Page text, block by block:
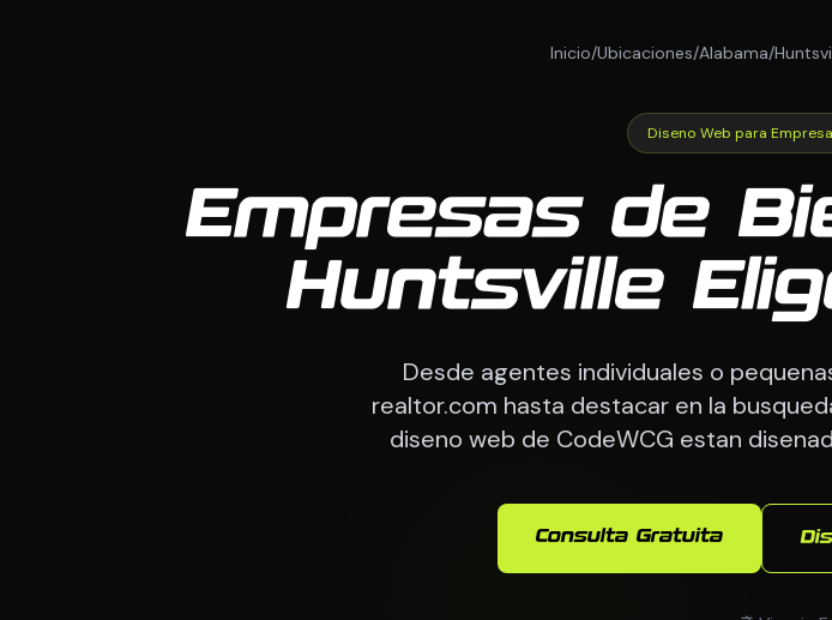
Inicio/Ubicaciones/Alabama/
Diseno Web para
Empresas de
Huntsville
Desde agentes individuales o
realtor.com hasta destacar en la
diseno web de CodeWCG estan
Consulta Gratuita